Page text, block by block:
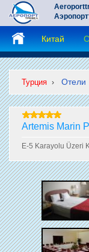
Китай
Турция › Отели
Artemis Marin
E-5 Karayolu Üzeri